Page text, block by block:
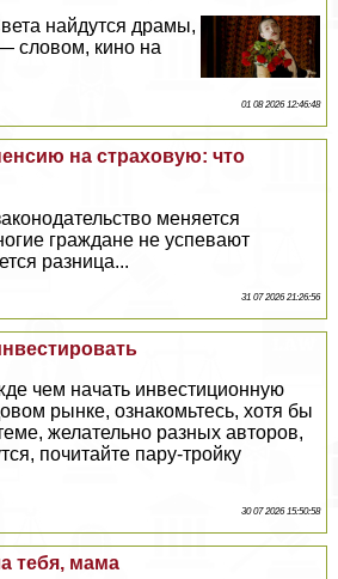
найдутся драмы,
словом, кино на
01 08 2026 12:46:48
на страховую: что
меняется
граждане не успевают
разница...
31 07 2026 21:26:56
чем начать инвестиционную
рынке, ознакомьтесь, хотя бы
желательно разных авторов,
почитайте пару-тройку
30 07 2026 15:50:58
тебя, мама